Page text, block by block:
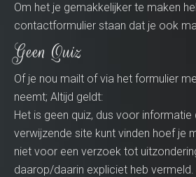
Om het je gemakkelijker te maken
contactformulier staan dat je ook
Geen Quiz
Of je nou mailt of via het formulier
neemt; Altijd geldt:
Het is geen quiz, dus voor
verwijzende site kunt vinden hoef je
niet voor een verzoek tot
daarop/daarin expliciet heb vermeld.